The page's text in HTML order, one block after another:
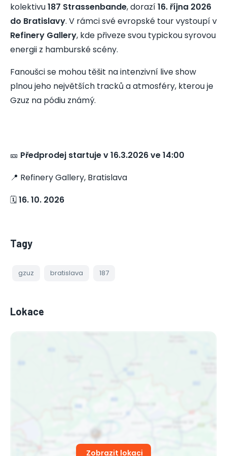
kolektivu187 Strassenbande, dorazí16. října 2026
do Bratislavy. V rámci své evropské tour vystoupí v
Refinery Gallery, kde přiveze svou typickou syrovou
energii z hamburské scény.
Fanoušci se mohou těšit na intenzivní live show
plnou jeho největších tracků a atmosféry, kterou je
Gzuz na pódiu známý.
🎫 Předprodej startuje v 16.3.2026 ve 14:00
📍 Refinery Gallery, Bratislava
🗓️16. 10. 2026
Tagy
gzuz bratislava 187
Lokace
Zobrazit lokaci